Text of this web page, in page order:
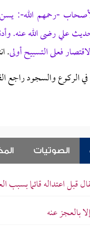
-رحمهم الله-:
علي رضى الله عنه.
فعلى التسبيح أولى.
في الركوع والسجود راجع
الصوتيات
قبل اعتداله قائما بسبب
بالعجز عنه